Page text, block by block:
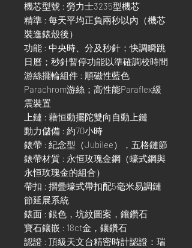
機芯型號 : 勞力士3235型機芯
精準 : 每天平均正負兩秒以內（機芯
裝進錶殼後）
功能 : 中央時、分及秒針；快調瞬跳
日曆；秒針暫停功能以準確調校時間
游絲擺輪組件 : 順磁性藍色
Parachrom游絲；高性能Paraflex緩
震裝置
上鏈 : 藉恒動擺陀雙向自動上鏈
動力儲備 : 約70小時
錶帶 : 紀念型（Jubilee），五格鏈節
錶帶材質 : 永恒玫瑰金鋼（蠔式鋼與
永恒玫瑰金的組合）
帶扣 : 摺疊蠔式帶扣配5毫米易調鏈
節延展系統
錶面 : 銀色，坑紋圖案，鑲鑽石
寶石鑲嵌 : 18ct金，鑲鑽石
認證 : 頂級天文台精密時計認證：瑞